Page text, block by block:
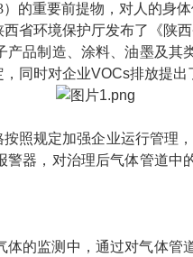
的重要前提物，对人的身
省环境保护厅发布了《陕
品制造、涂料、油墨及
同时对企业VOCs排放提出
照规定加强企业运行管理
器，对治理后气体管道
的监测中，通过对气体